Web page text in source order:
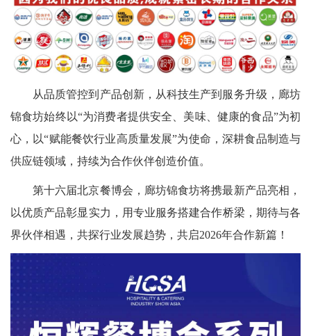
从品质管控到产品创新，从科技生产到服务升级，廊坊
锦食坊始终以“为消费者提供安全、美味、健康的食品”为初
心，以“赋能餐饮行业高质量发展”为使命，深耕食品制造与
供应链领域，持续为合作伙伴创造价值。
第十六届北京餐博会，廊坊锦食坊将携最新产品亮相，
以优质产品彰显实力，用专业服务搭建合作桥梁，期待与各
界伙伴相遇，共探行业发展趋势，共启2026年合作新篇！